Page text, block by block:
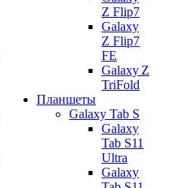
Z Flip7
Galaxy
Z Flip7
FE
Galaxy Z
TriFold
Планшеты
Galaxy Tab S
Galaxy
Tab S11
Ultra
Galaxy